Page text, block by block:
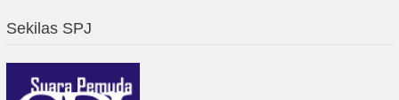
Sekilas SPJ